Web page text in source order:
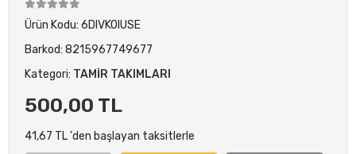
Ürün Kodu: 6DIVKOIUSE
Barkod: 8215967749677
Kategori: TAMİR TAKIMLARI
500,00 TL
41,67 TL 'den başlayan taksitlerle